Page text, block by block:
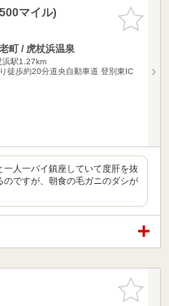
お気に入
りに追加
マイル)
町 / 虎杖浜温泉
浜駅1.27km
徒歩約20分道央自動車道 登別東IC
人一パイ鎮座していて度肝を抜
ですが、朝食の毛ガニのダシが
お気に入
りに追加